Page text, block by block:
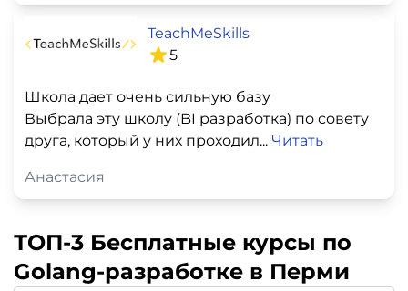
TeachMeSkills
5
Школа дает очень сильную базу
Выбрала эту школу (BI разработка) по совету
друга, который у них проходил... Читать
Анастасия
ТОП-3 Бесплатные курсы по
Golang-разработке в Перми